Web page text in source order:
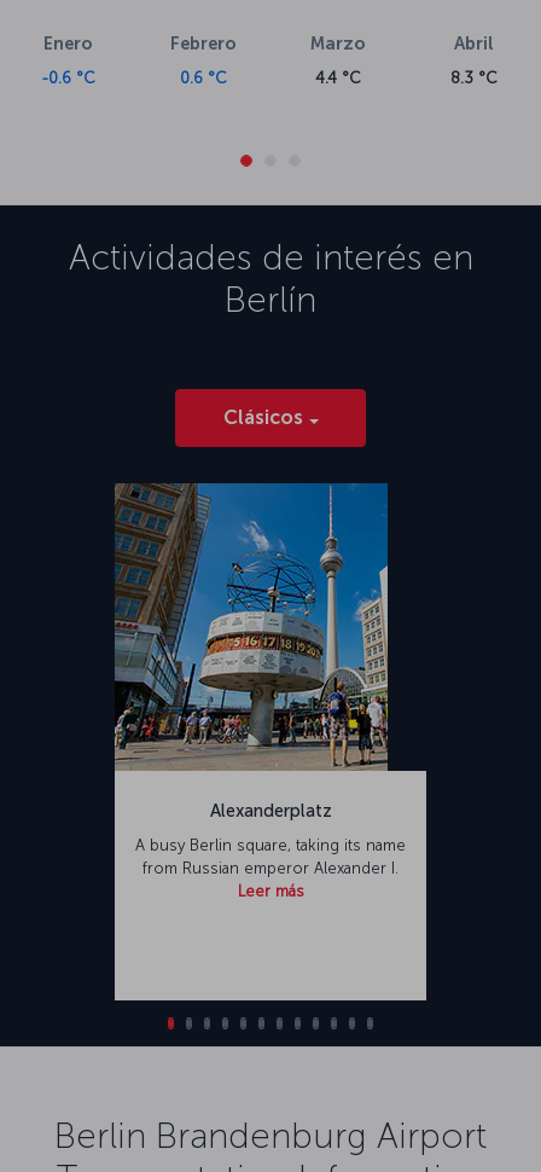
Enero
-0.6 °C
Febrero
0.6 °C
Marzo
4.4 °C
Abril
8.3 °C
Actividades de interés en
Berlín
Clásicos
Alexanderplatz
A busy Berlin square, taking its name
from Russian emperor Alexander I.
Leer más
Berlin Brandenburg Airport